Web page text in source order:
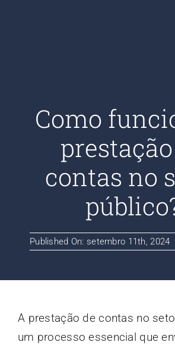
Como
contas no
Published On: setembro 11th, 2024
A prestação de contas no
um processo essencial que